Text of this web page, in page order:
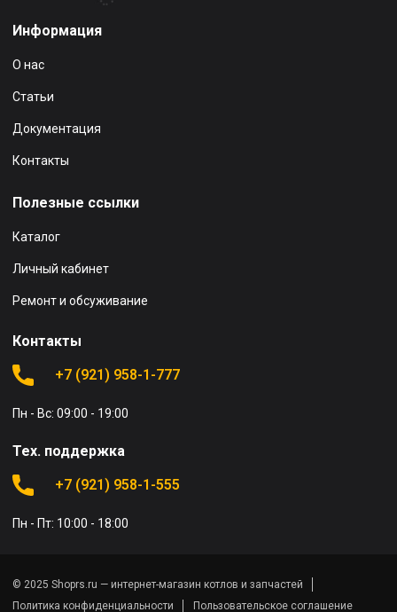
Информация
О нас
Статьи
Документация
Контакты
Полезные ссылки
Каталог
Личный кабинет
Ремонт и обсуживание
Контакты
+7 (921) 958-1-777
Пн - Вс: 09:00 - 19:00
Тех. поддержка
+7 (921) 958-1-555
Пн - Пт: 10:00 - 18:00
© 2025 Shoprs.ru — интернет-магазин котлов и запчастей
Политика конфиденциальности
Пользовательское соглашение